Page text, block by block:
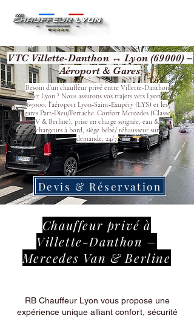
VTC Villette-Danthon ↔ Lyon (69000) –
Aéroport & Gares
Besoin d’un chauffeur privé entre Villette-Danthon
et Lyon ? Nous assurons vos trajets vers Lyon
69000, l’aéroport Lyon‑Saint‑Exupéry (LYS) et les
gares Part‑Dieu/Perrache. Confort Mercedes (Classe
V & Berline), prise en charge soignée, eau &
chargeurs à bord, siège bébé/ réhausseur sur
demande, 24/7.
Devis & Réservation
Chauffeur privé à
Villette-Danthon –
Mercedes Van & Berline
RB Chauffeur Lyon vous propose une
expérience unique alliant confort, sécurité